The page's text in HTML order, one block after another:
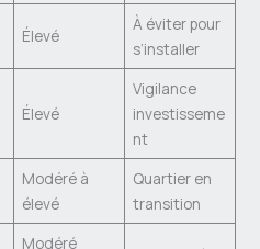
Élevé
À éviter pour
s’installer
Élevé
Vigilance
investisseme
nt
Modéré à
élevé
Quartier en
transition
Modéré